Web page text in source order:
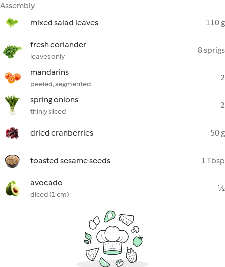
Assembly
mixed salad leaves
110 g
fresh coriander
leaves only
8 sprigs
mandarins
peeled, segmented
2
spring onions
thinly sliced
2
dried cranberries 50 g
toasted sesame seeds 1 Tbsp
avocado
diced (1 cm)
½